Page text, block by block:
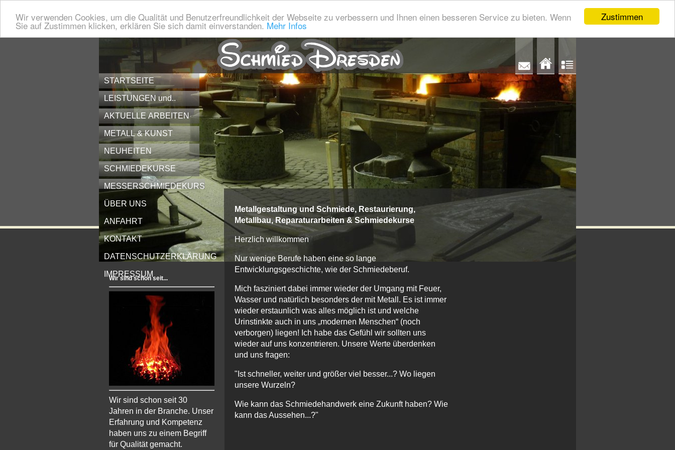
Zustimmen
Wir verwenden Cookies, um die Qualität und Benutzerfreundlichkeit der Webseite zu verbessern und Ihnen einen besseren Service zu bieten. Wenn
Sie auf Zustimmen klicken, erklären Sie sich damit einverstanden. Mehr Infos
STARTSEITE
LEISTUNGEN und..
AKTUELLE ARBEITEN
METALL & KUNST
NEUHEITEN
SCHMIEDEKURSE
MESSERSCHMIEDEKURS
ÜBER UNS
ANFAHRT
KONTAKT
DATENSCHUTZERKLÄRUNG
IMPRESSUM
Wir sind schon seit...
Wir sind schon seit 30
Jahren in der Branche. Unser
Erfahrung und Kompetenz
haben uns zu einem Begriff
für Qualität gemacht.
Metallgestaltung und Schmiede, Restaurierung,
Metallbau, Reparaturarbeiten & Schmiedekurse
Herzlich willkommen
Nur wenige Berufe haben eine so lange
Entwicklungsgeschichte, wie der Schmiedeberuf.
Mich fasziniert dabei immer wieder der Umgang mit Feuer,
Wasser und natürlich besonders der mit Metall. Es ist immer
wieder erstaunlich was alles möglich ist und welche
Urinstinkte auch in uns „modernen Menschen“ (noch
verborgen) liegen! Ich habe das Gefühl wir sollten uns
wieder auf uns konzentrieren. Unsere Werte überdenken
und uns fragen:
"Ist schneller, weiter und größer viel besser...? Wo liegen
unsere Wurzeln?
Wie kann das Schmiedehandwerk eine Zukunft haben? Wie
kann das Aussehen...?"